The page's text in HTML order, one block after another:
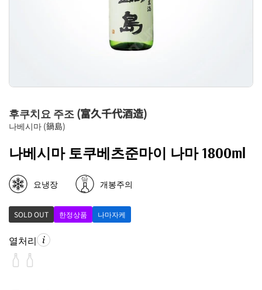
후쿠치요 주조 (富久千代酒造)
나베시마 (鍋島)
나베시마 토쿠베츠준마이 나마 1800ml
요냉장 개봉주의
SOLD OUT 한정상품 나마자케
열처리